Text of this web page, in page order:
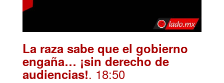
La raza sabe que el gobierno
engaña… ¡sin derecho de
audiencias!. 18:50